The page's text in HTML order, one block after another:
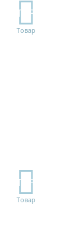
TOP
Товар
TOP
Товар